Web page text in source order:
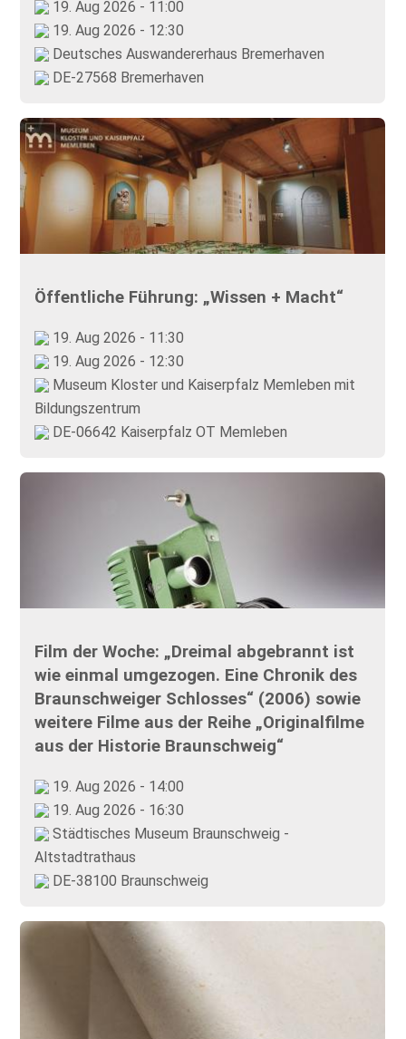
19. Aug 2026 - 11:00
19. Aug 2026 - 12:30
Deutsches Auswandererhaus Bremerhaven
DE-27568 Bremerhaven
Öffentliche Führung: „Wissen + Macht“
19. Aug 2026 - 11:30
19. Aug 2026 - 12:30
Museum Kloster und Kaiserpfalz Memleben mit
Bildungszentrum
DE-06642 Kaiserpfalz OT Memleben
Film der Woche: „Dreimal abgebrannt ist
wie einmal umgezogen. Eine Chronik des
Braunschweiger Schlosses“ (2006) sowie
weitere Filme aus der Reihe „Originalfilme
aus der Historie Braunschweig“
19. Aug 2026 - 14:00
19. Aug 2026 - 16:30
Städtisches Museum Braunschweig -
Altstadtrathaus
DE-38100 Braunschweig